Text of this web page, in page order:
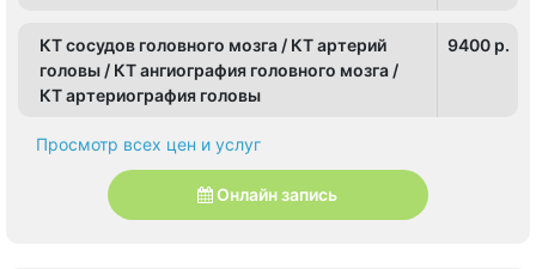
КТ сосудов головного мозга / КТ артерий
головы / КТ ангиография головного мозга /
КТ артериография головы
9400 p.
Просмотр всех цен и услуг
Онлайн запись